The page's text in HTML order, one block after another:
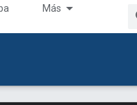
Más